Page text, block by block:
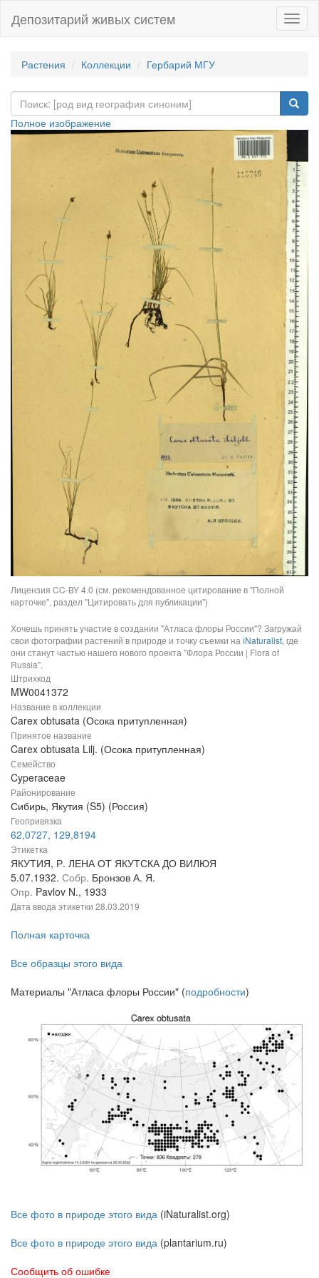
Депозитарий живых систем
Растения Коллекции Гербарий МГУ
Полное изображение
Лицензия CC-BY 4.0 (см. рекомендованное цитирование в "Полной
карточке", раздел "Цитировать для публикации")
Хочешь принять участие в создании "Атласа флоры России"? Загружай
свои фотографии растений в природе и точку съемки на iNaturalist, где
они станут частью нашего нового проекта "Флора России | Flora of
Russia".
Штрихкод
MW0041372
Название в коллекции
Carex obtusata (Осока притупленная)
Принятое название
Carex obtusata Lilj. (Осока притупленная)
Семейство
Cyperaceae
Районирование
Сибирь, Якутия (S5) (Россия)
Геопривязка
62,0727, 129,8194
Этикетка
ЯКУТИЯ, Р. ЛЕНА ОТ ЯКУТСКА ДО ВИЛЮЯ
5.07.1932. Собр. Бронзов А. Я.
Опр. Pavlov N., 1933
Дата ввода этикетки 28.03.2019
Полная карточка
Все образцы этого вида
Материалы "Атласа флоры России" (подробности)
Все фото в природе этого вида (iNaturalist.org)
Все фото в природе этого вида (plantarium.ru)
Сообщить об ошибке